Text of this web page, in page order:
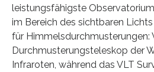
leistungsfähigste
im Bereich des sichtbaren
für Himmelsdurchmusterungen:
Durchmusterungsteleskop der
Infraroten, während das VLT